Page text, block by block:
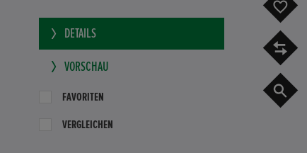
DETAILS
VORSCHAU
FAVORITEN
VERGLEICHEN